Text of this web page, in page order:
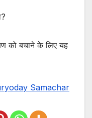
को बचाने के लिए यह
Samachar